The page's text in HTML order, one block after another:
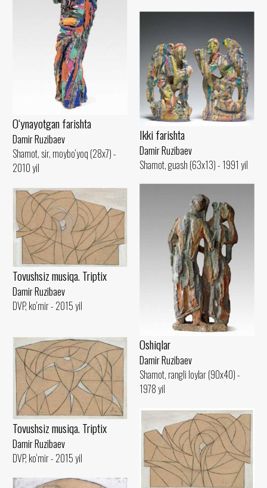
O‘ynayotgan farishta
Damir Ruzibaev
Shamot, sir, moybo‘yoq (28x7) -
2010 yil
Ikki farishta
Damir Ruzibaev
Shamot, guash (63x13) - 1991 yil
Oshiqlar
Damir Ruzibaev
Shamot, rangli loylar (90x40) -
1978 yil
Tovushsiz musiqa. Triptix
Damir Ruzibaev
DVP, ko‘mir - 2015 yil
Tovushsiz musiqa. Triptix
Damir Ruzibaev
DVP, ko‘mir - 2015 yil